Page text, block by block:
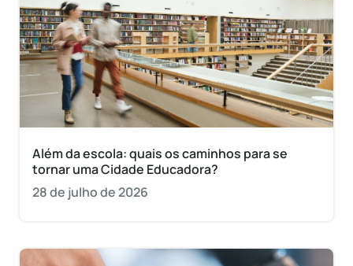
Além da escola: quais os caminhos para se
tornar uma Cidade Educadora?
28 de julho de 2026